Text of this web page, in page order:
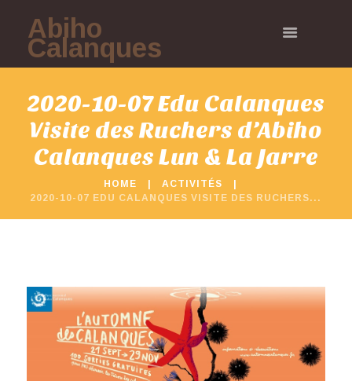
Abiho
Calanques
2020-10-07 Edu Calanques
Visite des Ruchers d’Abiho
Calanques Lun & La Jarre
HOME
ACTIVITÉS
2020-10-07 EDU CALANQUES VISITE DES RUCHERS...